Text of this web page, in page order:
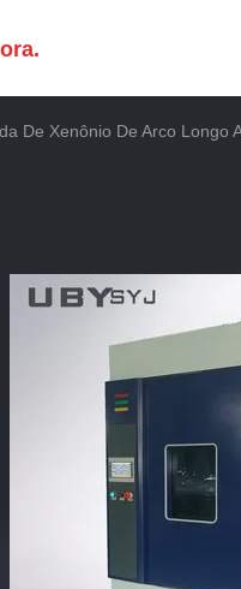
De Xenônio De Arco Longo